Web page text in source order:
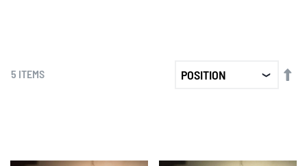
5 ITEMS
SET